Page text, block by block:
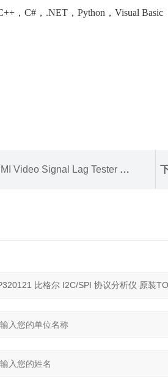
，C#，.NET，Python，Visual Basic
Signal Lag Tester 视频信号延时测试仪 Leobodnar